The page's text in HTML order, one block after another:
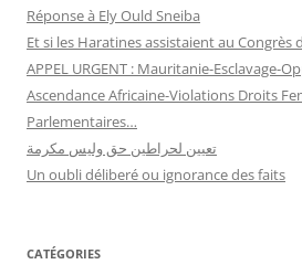
Réponse à Ely Ould Sneiba
Et si les Haratines assistaient au Congrès
APPEL URGENT : Mauritanie-Esclavage-
Ascendance Africaine-Violations Droits
Parlementaires…
تعيين لحراطين حق وليس مكرمة
Un oubli déliberé ou ignorance des faits
CATÉGORIES